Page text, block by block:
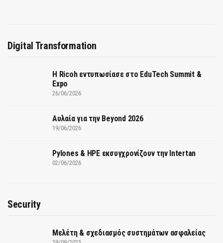
Digital Transformation
Η Ricoh εντυπωσίασε στο EduTech Summit &
Expo
26/06/2026
Αυλαία για την Beyond 2026
19/06/2026
Pylones & HPE εκσυγχρονίζουν την Intertan
02/06/2026
Security
Μελέτη & σχεδιασμός συστημάτων ασφαλείας